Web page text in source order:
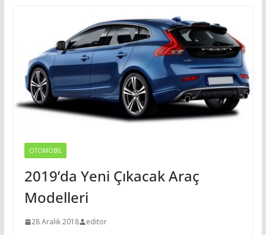
OTOMOBIL
2019’da Yeni Çıkacak Araç
Modelleri
28 Aralık 2018 editor